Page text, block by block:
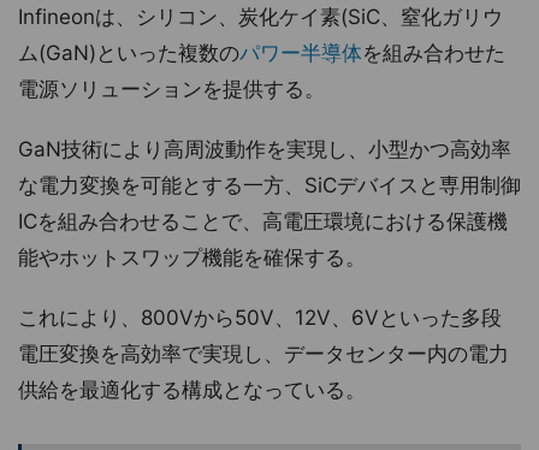
Infineonは、シリコン、炭化ケイ素(SiC、窒化ガリウ
ム(GaN)といった複数のパワー半導体を組み合わせた
電源ソリューションを提供する。
GaN技術により高周波動作を実現し、小型かつ高効率
な電力変換を可能とする一方、SiCデバイスと専用制御
ICを組み合わせることで、高電圧環境における保護機
能やホットスワップ機能を確保する。
これにより、800Vから50V、12V、6Vといった多段
電圧変換を高効率で実現し、データセンター内の電力
供給を最適化する構成となっている。